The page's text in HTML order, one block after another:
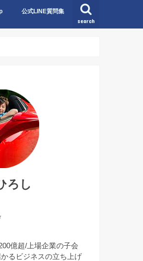
search
公式LINE質問集
公式LINE質問集NO1〜NO10
公式LINE質問集NO11〜NO20
公式LINE質問集NO21〜NO30
公式LINE質問集NO31〜NO40
ろし
億超/上場企業の子会
るビジネスの立ち上げ